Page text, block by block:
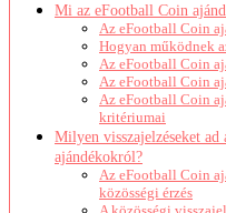
Mi az eFootball Coin
Az eFootball Coin
Hogyan működnek
Az eFootball Coin
Az eFootball Coin
Az eFootball Coin
kritériumai
Milyen visszajelzéseket ad
ajándékokról?
Az eFootball Coin
közösségi érzés